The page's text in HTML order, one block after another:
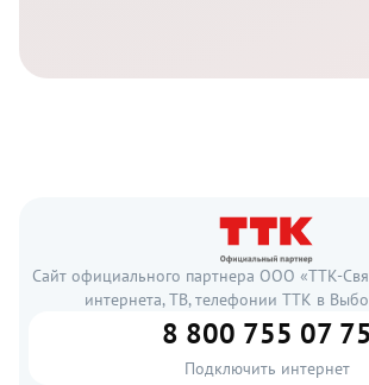
Сайт официального партнера ООО «ТТК-
интернета, ТВ, телефонии ТТК в
8 800 755 07 75
Подключить интернет